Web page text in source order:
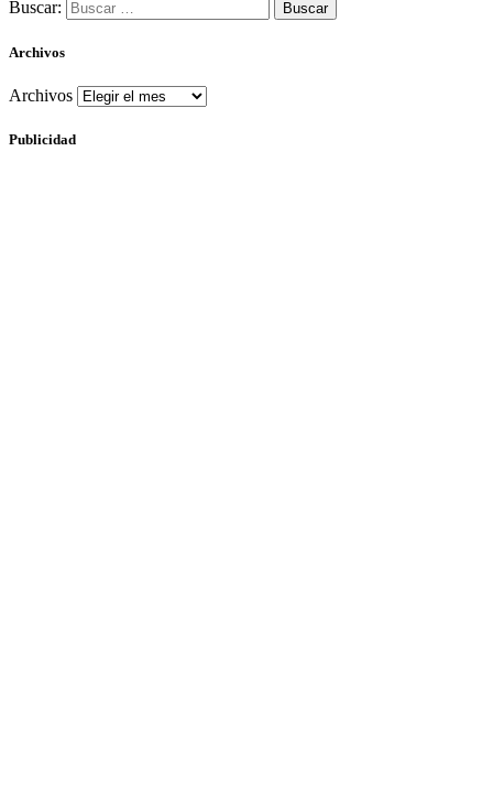
Buscar:
Archivos
Archivos
Publicidad